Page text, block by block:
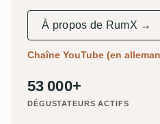
À propos de RumX →
Chaîne YouTube (en
53 000+
DÉGUSTATEURS ACTIFS